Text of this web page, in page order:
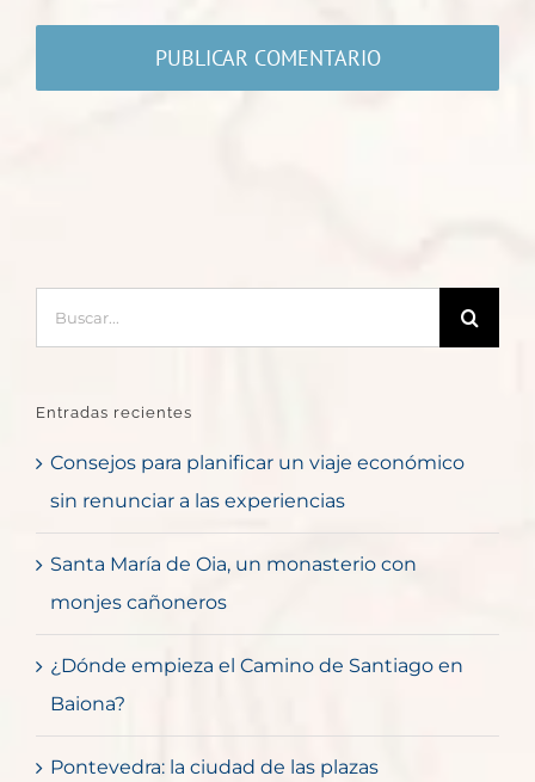
Entradas recientes
Consejos para planificar un viaje económico
sin renunciar a las experiencias
Santa María de Oia, un monasterio con
monjes cañoneros
¿Dónde empieza el Camino de Santiago en
Baiona?
Pontevedra: la ciudad de las plazas